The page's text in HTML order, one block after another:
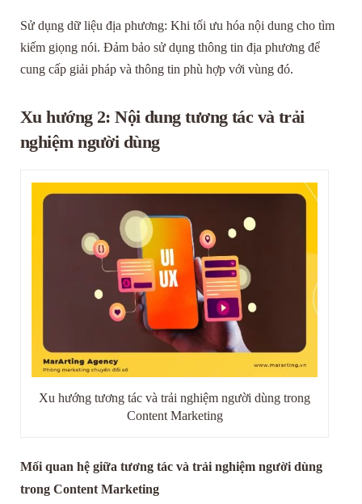
Sử dụng dữ liệu địa phương: Khi tối ưu hóa nội dung cho tìm
kiếm giọng nói. Đảm bảo sử dụng thông tin địa phương để
cung cấp giải pháp và thông tin phù hợp với vùng đó.
Xu hướng 2: Nội dung tương tác và trải
nghiệm người dùng
Xu hướng tương tác và trải nghiệm người dùng trong
Content Marketing
Mối quan hệ giữa tương tác và trải nghiệm người dùng
trong Content Marketing